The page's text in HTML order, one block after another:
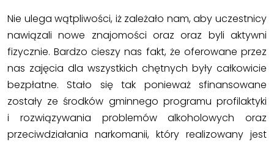
Nie ulega wątpliwości, iż zależało nam, aby uczestnicy
nawiązali nowe znajomości oraz oraz byli aktywni
fizycznie. Bardzo cieszy nas fakt, że oferowane przez
nas zajęcia dla wszystkich chętnych były całkowicie
bezpłatne. Stało się tak ponieważ sfinansowane
zostały ze środków gminnego programu profilaktyki
i rozwiązywania problemów alkoholowych oraz
przeciwdziałania narkomanii, który realizowany jest